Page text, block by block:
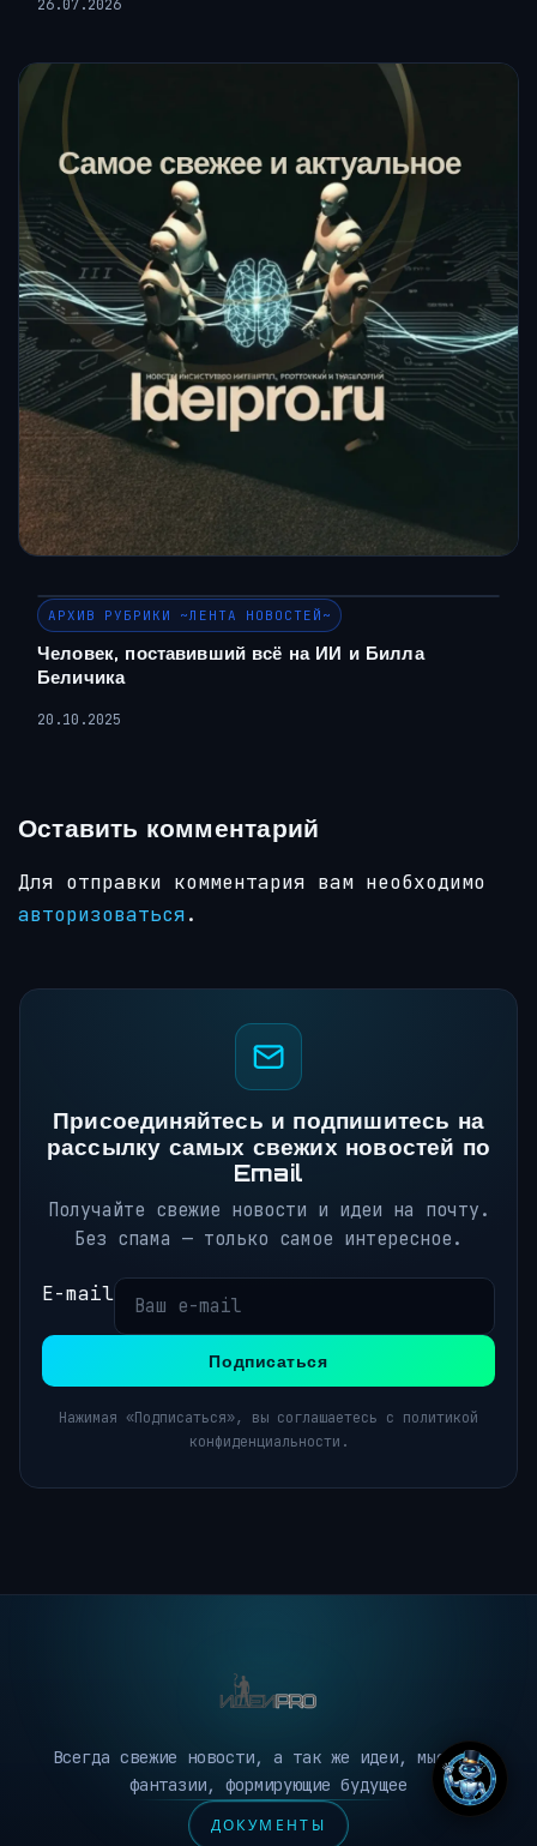
26.07.2026
АРХИВ РУБРИКИ ~ЛЕНТА НОВОСТЕЙ~
Человек, поставивший всё на ИИ и Билла
Беличика
20.10.2025
Оставить комментарий
Для отправки комментария вам необходимо
авторизоваться.
Присоединяйтесь и подпишитесь на
рассылку самых свежих новостей по
Email
Получайте свежие новости и идеи на почту.
Без спама — только самое интересное.
E-mail
Подписаться
Нажимая «Подписаться», вы соглашаетесь с политикой
конфиденциальности.
Всегда свежие новости, а так же идеи, мысли и
фантазии, формирующие будущее
ДОКУМЕНТЫ